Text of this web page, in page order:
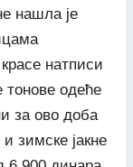
нашла је
натписи
тонове одеће
за ово доба
зимске јакне